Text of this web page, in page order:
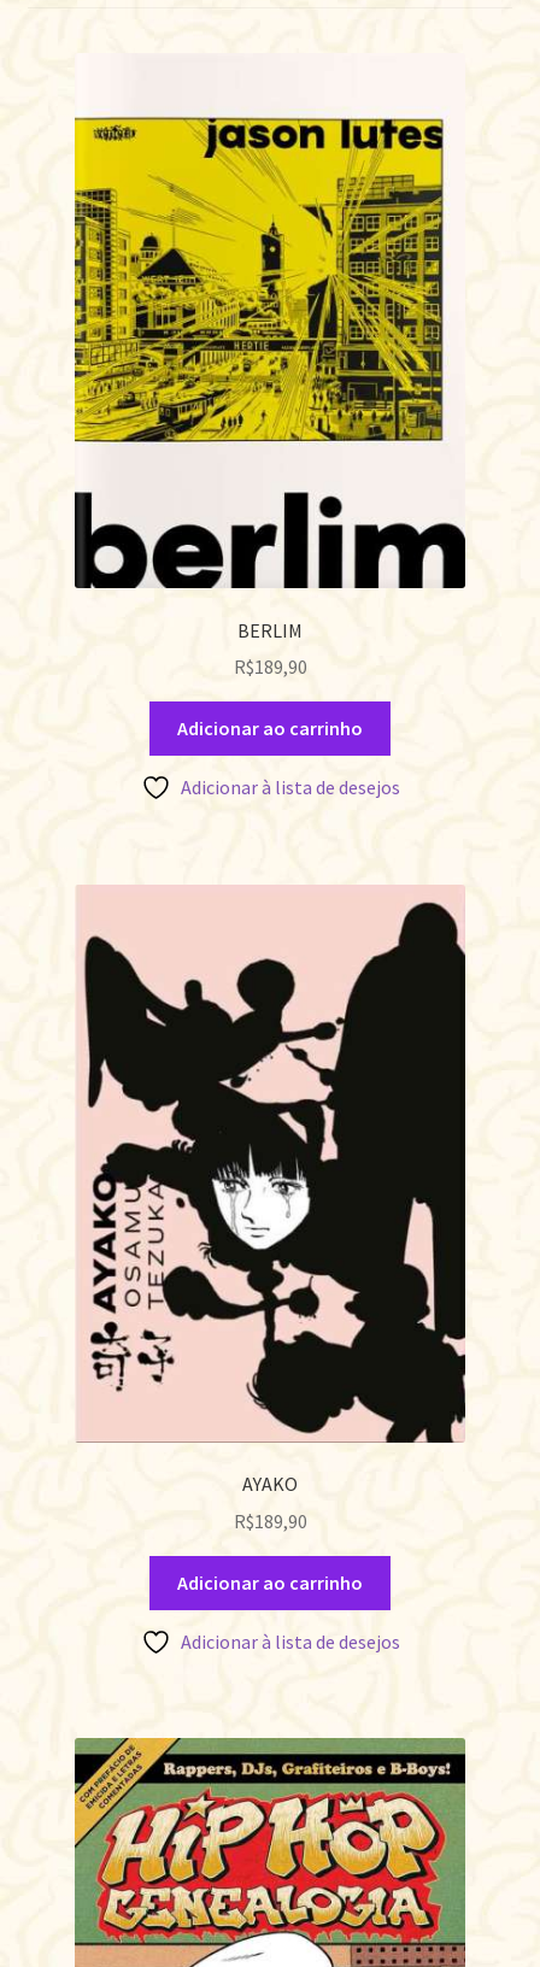
BERLIM
R$189,90
Adicionar ao carrinho
Adicionar à lista de desejos
AYAKO
R$189,90
Adicionar ao carrinho
Adicionar à lista de desejos